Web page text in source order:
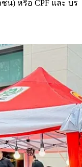
) หรือ CPF และ บร